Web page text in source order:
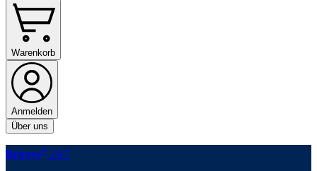
Warenkorb
Anmelden
Über uns
Bricsys® 24/7